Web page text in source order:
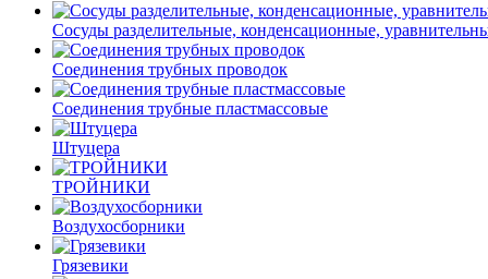
Сосуды разделительные, конденсационные,
Соединения трубных проводок
Соединения трубные пластмассовые
Штуцера
ТРОЙНИКИ
Воздухосборники
Грязевики